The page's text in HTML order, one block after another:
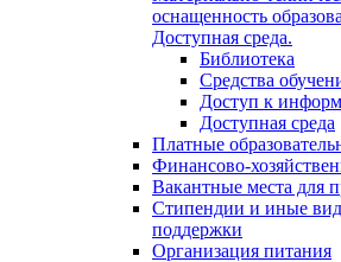
оснащенность
Доступная среда.
Библиотека
Средства
Доступ к
Доступная среда
Платные
Финансово-
Вакантные места для
Стипендии и иные
поддержки
Организация питания